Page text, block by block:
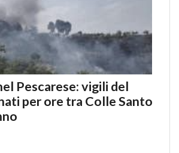
Pescarese: vigili del
per ore tra Colle Santo